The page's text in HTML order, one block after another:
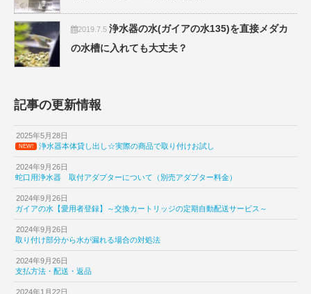
2019.7.5 浄水器の水(ガイアの水135)を直接メダカ
の水槽に入れても大丈夫？
記事の更新情報
2025年5月28日
NEW! 浄水器本体貸し出し☆実際の商品で取り付けお試し
2024年9月26日
蛇口用浄水器 取付アダプターについて（別売アダプター料金）
2024年9月26日
ガイアの水【愛用者登録】～交換カートリッジの定期自動配送サービス～
2024年9月26日
取り付け部分から水が漏れる場合の対処法
2024年9月26日
支払方法・配送・返品
2024年1月22日